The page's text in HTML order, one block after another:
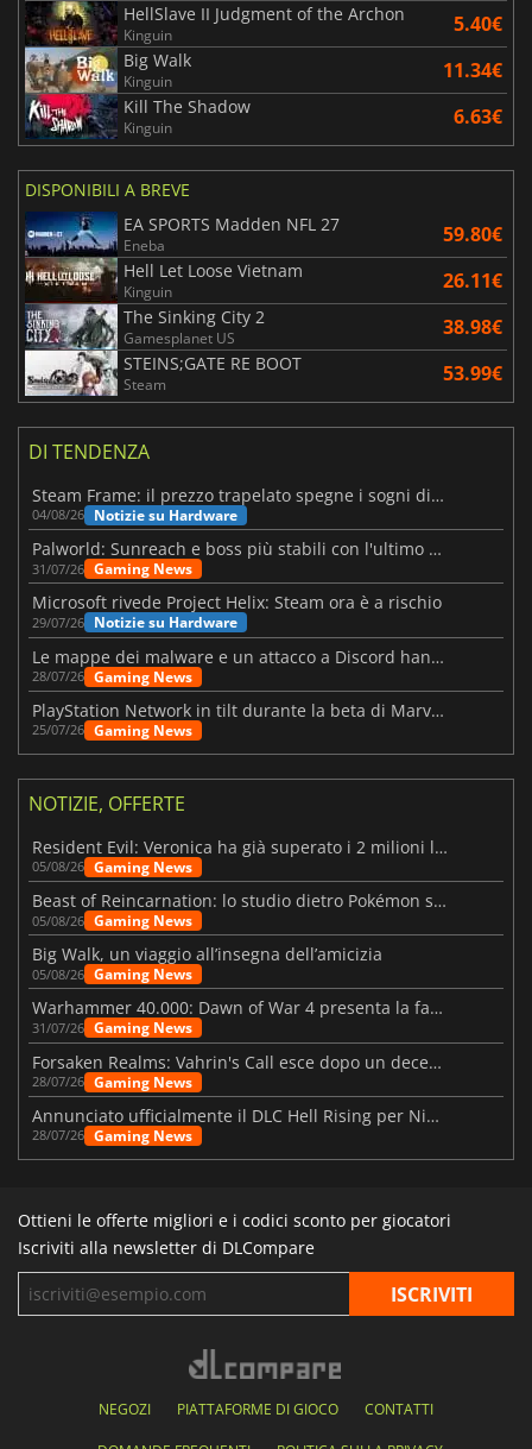
HellSlave II Judgment of the Archon
Kinguin 5.40€
Big Walk
Kinguin 11.34€
Kill The Shadow
Kinguin 6.63€
DISPONIBILI A BREVE
EA SPORTS Madden NFL 27
Eneba 59.80€
Hell Let Loose Vietnam
Kinguin 26.11€
The Sinking City 2
Gamesplanet US 38.98€
STEINS;GATE RE BOOT
Steam 53.99€
DI TENDENZA
Steam Frame: il prezzo trapelato spegne i sogni di un VR economico
04/08/26 Notizie su Hardware
Palworld: Sunreach e boss più stabili con l'ultimo update
31/07/26 Gaming News
Microsoft rivede Project Helix: Steam ora è a rischio
29/07/26 Notizie su Hardware
Le mappe dei malware e un attacco a Discord hanno colpito Meccha Chameleon
28/07/26 Gaming News
PlayStation Network in tilt durante la beta di Marvel Tōkon
25/07/26 Gaming News
NOTIZIE, OFFERTE
Resident Evil: Veronica ha già superato i 2 milioni liste dei desideri
05/08/26 Gaming News
Beast of Reincarnation: lo studio dietro Pokémon su una nuova strada
05/08/26 Gaming News
Big Walk, un viaggio all’insegna dell’amicizia
05/08/26 Gaming News
Warhammer 40.000: Dawn of War 4 presenta la fazione dei Necron
31/07/26 Gaming News
Forsaken Realms: Vahrin's Call esce dopo un decennio di sviluppo
28/07/26 Gaming News
Annunciato ufficialmente il DLC Hell Rising per Nioh 3
28/07/26 Gaming News
Ottieni le offerte migliori e i codici sconto per giocatori
Iscriviti alla newsletter di DLCompare
NEGOZI PIATTAFORME DI GIOCO CONTATTI